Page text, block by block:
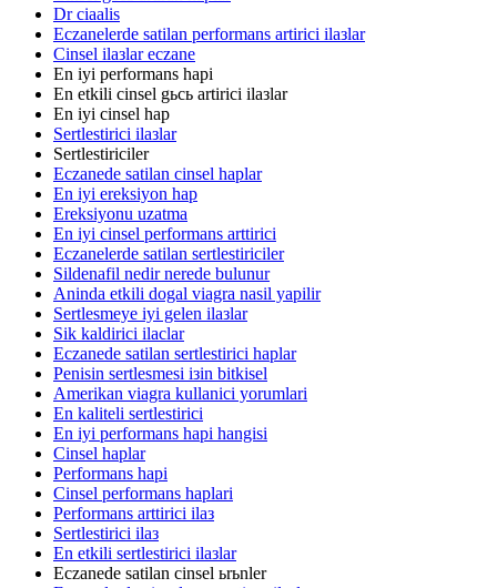
Dr ciaalis
Eczanelerde satilan performans artirici ilaзlar
Cinsel ilaзlar eczane
En iyi performans hapi
En etkili cinsel gьcь artirici ilaзlar
En iyi cinsel hap
Sertlestirici ilaзlar
Sertlestiriciler
Eczanede satilan cinsel haplar
En iyi ereksiyon hap
Ereksiyonu uzatma
En iyi cinsel performans arttirici
Eczanelerde satilan sertlestiriciler
Sildenafil nedir nerede bulunur
Aninda etkili dogal viagra nasil yapilir
Sertlesmeye iyi gelen ilaзlar
Sik kaldirici ilaclar
Eczanede satilan sertlestirici haplar
Penisin sertlesmesi iзin bitkisel
Amerikan viagra kullanici yorumlari
En kaliteli sertlestirici
En iyi performans hapi hangisi
Cinsel haplar
Performans hapi
Cinsel performans haplari
Performans arttirici ilaз
Sertlestirici ilaз
En etkili sertlestirici ilaзlar
Eczanede satilan cinsel ьrьnler